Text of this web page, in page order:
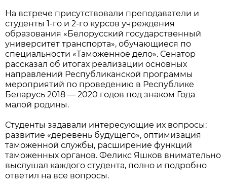
На встрече присутствовали преподаватели и
студенты 1-го и 2-го курсов учреждения
образования «Белорусский государственный
университет транспорта», обучающиеся по
специальности «Таможенное дело». Сенатор
рассказал об итогах реализации основных
направлений Республиканской программы
мероприятий по проведению в Республике
Беларусь 2018 — 2020 годов под знаком Года
малой родины.
Студенты задавали интересующие их вопросы:
развитие «деревень будущего», оптимизация
таможенной службы, расширение функций
таможенных органов. Феликс Яшков внимательно
выслушал каждого студента, полно и подробно
ответил на все вопросы.